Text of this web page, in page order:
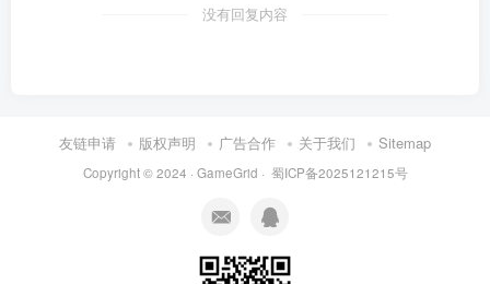
没有回复内容
友链申请 版权声明 广告合作 关于我们 Sitemap
Copyright © 2024 · GameGrid · 蜀ICP备2025121215号